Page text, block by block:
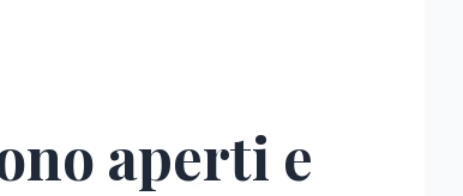
aperti e